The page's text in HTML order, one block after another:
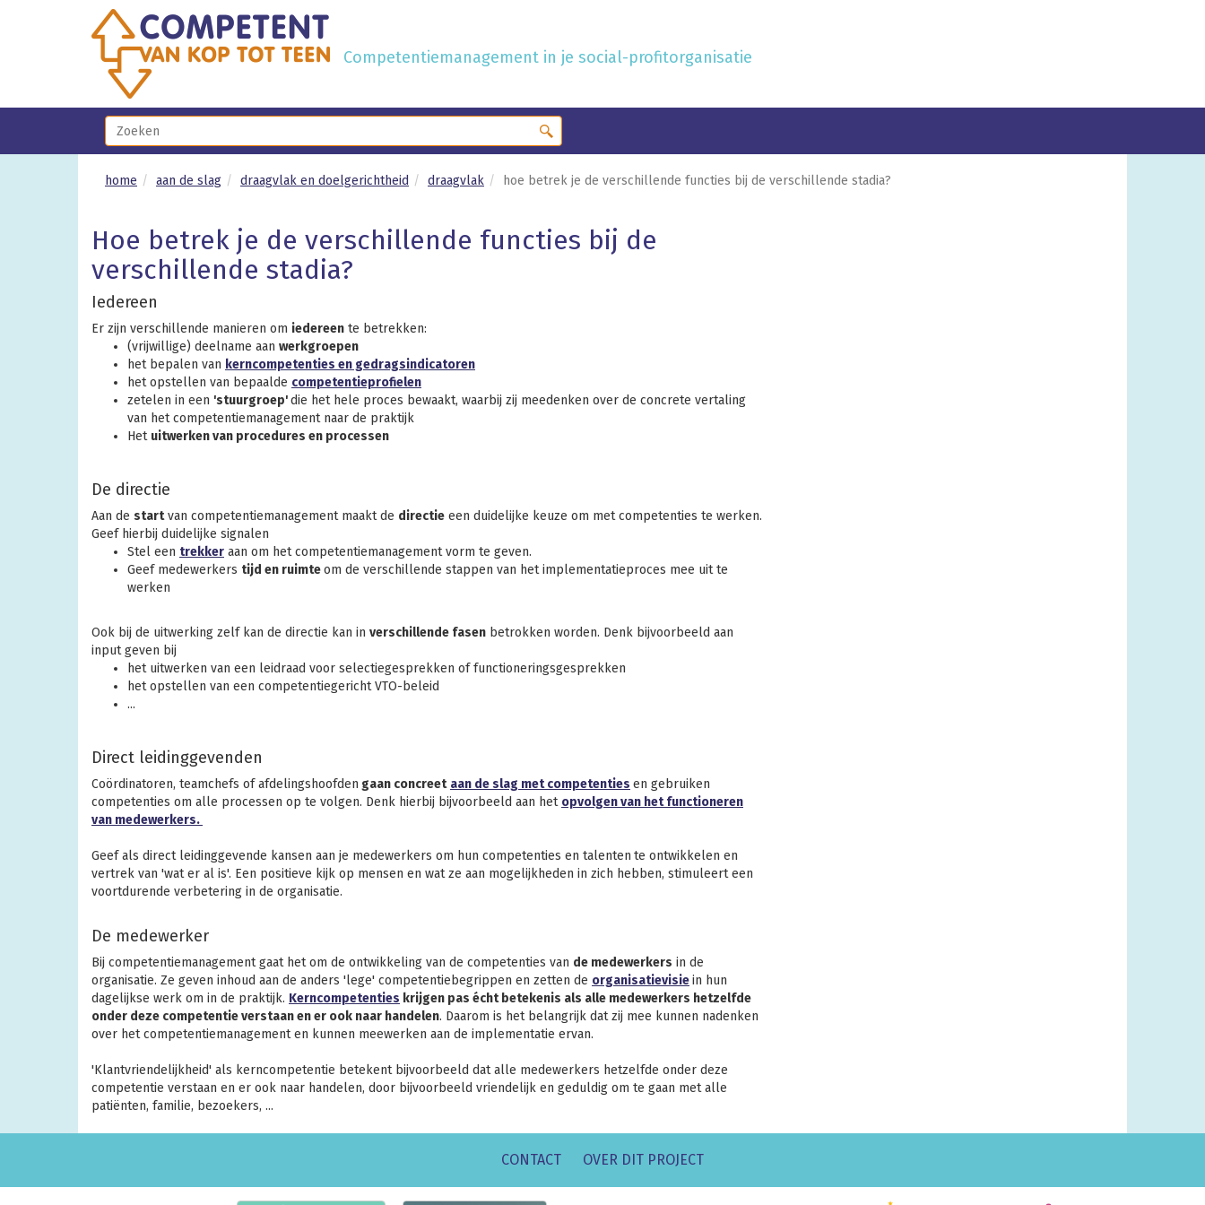
Competentiemanagement in je social-profitorganisatie
home aan de slag draagvlak en doelgerichtheid draagvlak hoe betrek je de verschillende functies bij de verschillende stadia?
Hoe betrek je de verschillende functies bij de
verschillende stadia?
Iedereen
Er zijn verschillende manieren om iedereen te betrekken:
(vrijwillige) deelname aan werkgroepen
het bepalen van kerncompetenties en gedragsindicatoren
het opstellen van bepaalde competentieprofielen
zetelen in een 'stuurgroep'die het hele proces bewaakt, waarbij zij meedenken over de concrete vertaling
van het competentiemanagement naar de praktijk
Het uitwerken van procedures en processen
De directie
Aan de start van competentiemanagement maakt de directie een duidelijke keuze om met competenties te werken.
Geef hierbij duidelijke signalen
Stel een trekker aan om het competentiemanagement vorm te geven.
Geef medewerkers tijd en ruimteom de verschillende stappen van het implementatieproces mee uit te
werken
Ook bij de uitwerking zelf kan de directie kan in verschillende fasen betrokken worden. Denk bijvoorbeeld aan
input geven bij
het uitwerken van een leidraad voor selectiegesprekken of functioneringsgesprekken
het opstellen van een competentiegericht VTO-beleid
...
Direct leidinggevenden
Coördinatoren, teamchefs of afdelingshoofden gaan concreet aan de slag met competenties en gebruiken
competenties om alle processen op te volgen. Denk hierbij bijvoorbeeld aan het opvolgen van het functioneren
van medewerkers.
Geef als direct leidinggevende kansen aan je medewerkers om hun competenties en talenten te ontwikkelen en
vertrek van 'wat er al is'. Een positieve kijk op mensen en wat ze aan mogelijkheden in zich hebben, stimuleert een
voortdurende verbetering in de organisatie.
De medewerker
Bij competentiemanagement gaat het om de ontwikkeling van de competenties van de medewerkers in de
organisatie. Ze geven inhoud aan de anders 'lege' competentiebegrippen en zetten de organisatievisiein hun
dagelijkse werk om in de praktijk. Kerncompetenties krijgen pas écht betekenis als alle medewerkers hetzelfde
onder deze competentie verstaan en er ook naar handelen. Daarom is het belangrijk dat zij mee kunnen nadenken
over het competentiemanagement en kunnen meewerken aan de implementatie ervan.
'Klantvriendelijkheid' als kerncompetentie betekent bijvoorbeeld dat alle medewerkers hetzelfde onder deze
competentie verstaan en er ook naar handelen, door bijvoorbeeld vriendelijk en geduldig om te gaan met alle
patiënten, familie, bezoekers, ...
CONTACT OVER DIT PROJECT